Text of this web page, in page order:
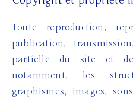
Toute reproduction,
publication,
partielle du site et
notamment, les
graphismes, images,